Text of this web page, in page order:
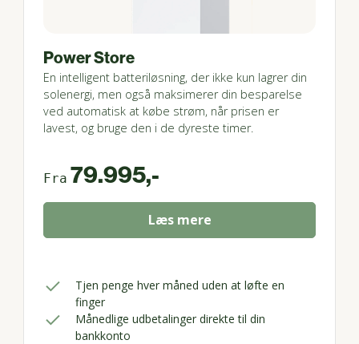
Power Store
En intelligent batteriløsning, der ikke kun lagrer din
solenergi, men også maksimerer din besparelse
ved automatisk at købe strøm, når prisen er
lavest, og bruge den i de dyreste timer.
Fra 79.995,-
Læs mere
Tjen penge hver måned uden at løfte en
finger
Månedlige udbetalinger direkte til din
bankkonto